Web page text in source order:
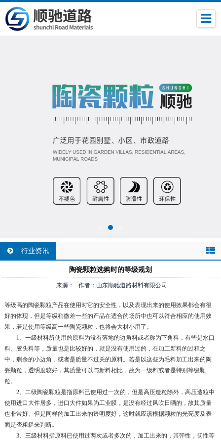
行业资讯
陶瓷颗粒选购时的等级规划
来源： 作者：山东顺驰道路材料有限公司
等级高的陶瓷颗粒产品在使用时它的安全性，以及表现出来的使用效果都会有很
好的体现，但是等级稍微差一些的产品在适合的场所中也可以符合相应的使用效
果，若是使用等级高一些陶瓷颗粒，也将会大材小用了。
1、一级材料所使用的原料为没有落地的边角料或者称为下角料，有些是水口
料、胶头料等，质量也是比较好的，就是没有使用过的，在加工新料的过程之
中，剩余的小边角，或者是质量不过关的原料。若是以这些为毛料加工出来的陶
瓷颗粒，透明度较好，其质量可以与新料相比，故为一级料或者是特别等级颗
粒。
2、二级陶瓷颗粒是指原料已使用过一次的，但是高压造粒除外，高压造粒中
使用进口大件居多，进口大件如果为工业膜，是没有经过风吹日晒的，故其质量
也非常好。但是同样的加工出来的透明度好，这时就应该根据颗粒的光亮度及表
面是否粗糙来判断。
3、三级材料指原料已使用过两次或者多次的，加工出来的，其弹性，韧性等